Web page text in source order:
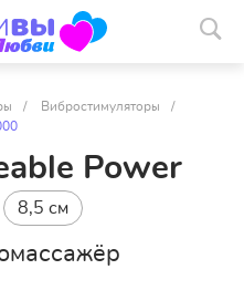
/ Вибростимуляторы
/
Power
8,5 см